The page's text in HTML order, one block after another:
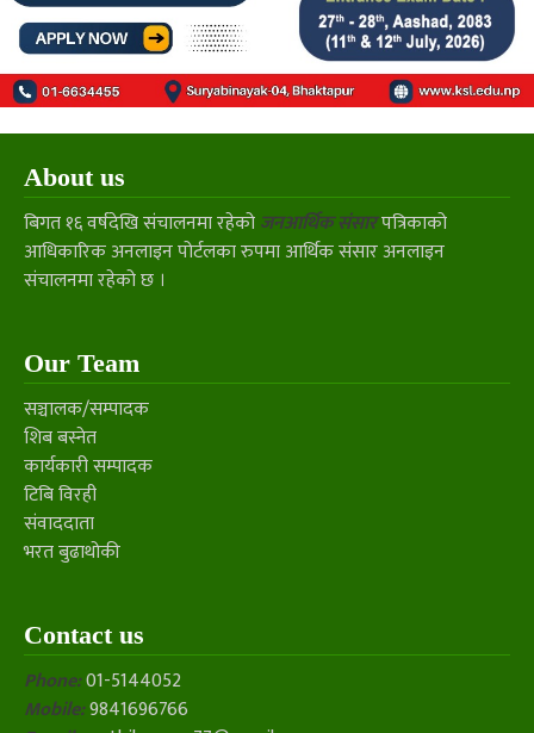
About us
बिगत १६ वर्षदेखि संचालनमा रहेकोजनआर्थिक संसारपत्रिकाको
आधिकारिक अनलाइन पोर्टलका रुपमा आर्थिक संसार अनलाइन
संचालनमा रहेको छ ।
Our Team
सञ्चालक/सम्पादक
शिब बस्नेत
कार्यकारी सम्पादक
टिबि विरही
संवाददाता
भरत बुढाथोकी
Contact us
Phone:01-5144052
Mobile:9841696766